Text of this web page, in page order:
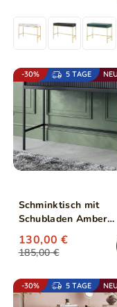
-30% 5 TAGE NEU
Schminktisch mit
Schubladen Amber
Schwarz
185,00 €
130,00 €
-30% 5 TAGE NEU